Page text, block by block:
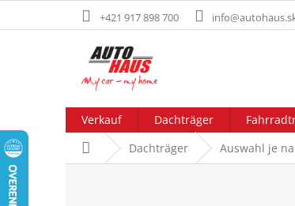
+421 917 898 700
Verkauf Dachträger
StartseiteDachträger Auswahl je